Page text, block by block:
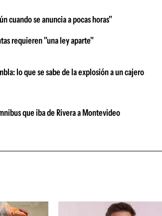
cuando se anuncia a pocas horas"
requieren "una ley aparte"
lo que se sabe de la explosión a un cajero
que iba de Rivera a Montevideo